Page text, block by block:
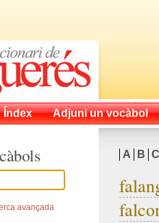
Índex Adjuni un vocàbol
A B C
avançada